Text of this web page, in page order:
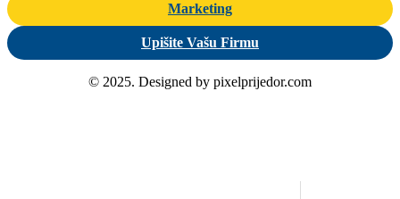
Marketing
Upišite Vašu Firmu
© 2025. Designed by pixelprijedor.com